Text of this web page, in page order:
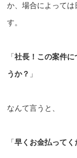
か、場合によって
す。
「社長！この案件に
うか？ 」
なんて言うと、
「早くお金払ってく